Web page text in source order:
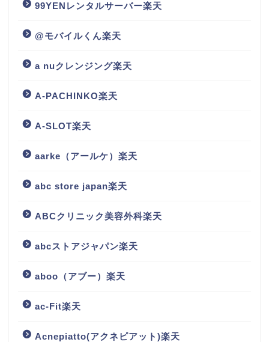
99YENレンタルサーバー楽天
@モバイルくん楽天
a nuクレンジング楽天
A-PACHINKO楽天
A-SLOT楽天
aarke（アールケ）楽天
abc store japan楽天
ABCクリニック美容外科楽天
abcストアジャパン楽天
aboo（アブー）楽天
ac-Fit楽天
Acnepiatto(アクネピアット)楽天